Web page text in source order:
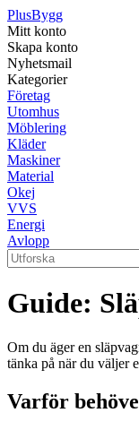
PlusBygg
Mitt konto
Skapa konto
Nyhetsmail
Kategorier
Företag
Utomhus
Möblering
Kläder
Maskiner
Material
Okej
VVS
Energi
Avlopp
Guide:
Om du äger en
tänka på när du väljer
Varför